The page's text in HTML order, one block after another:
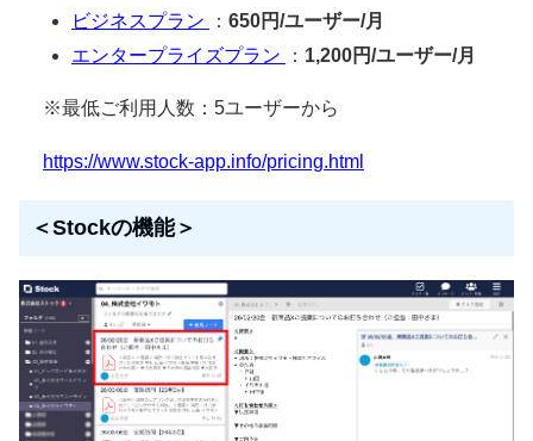
ビジネスプラン
： 650円/ユーザー/月
エンタープライズプラン
： 1,200円/ユーザー/月
※最低ご利用人数：5ユーザーから
https://www.stock-app.info/pricing.html
＜Stockの機能＞